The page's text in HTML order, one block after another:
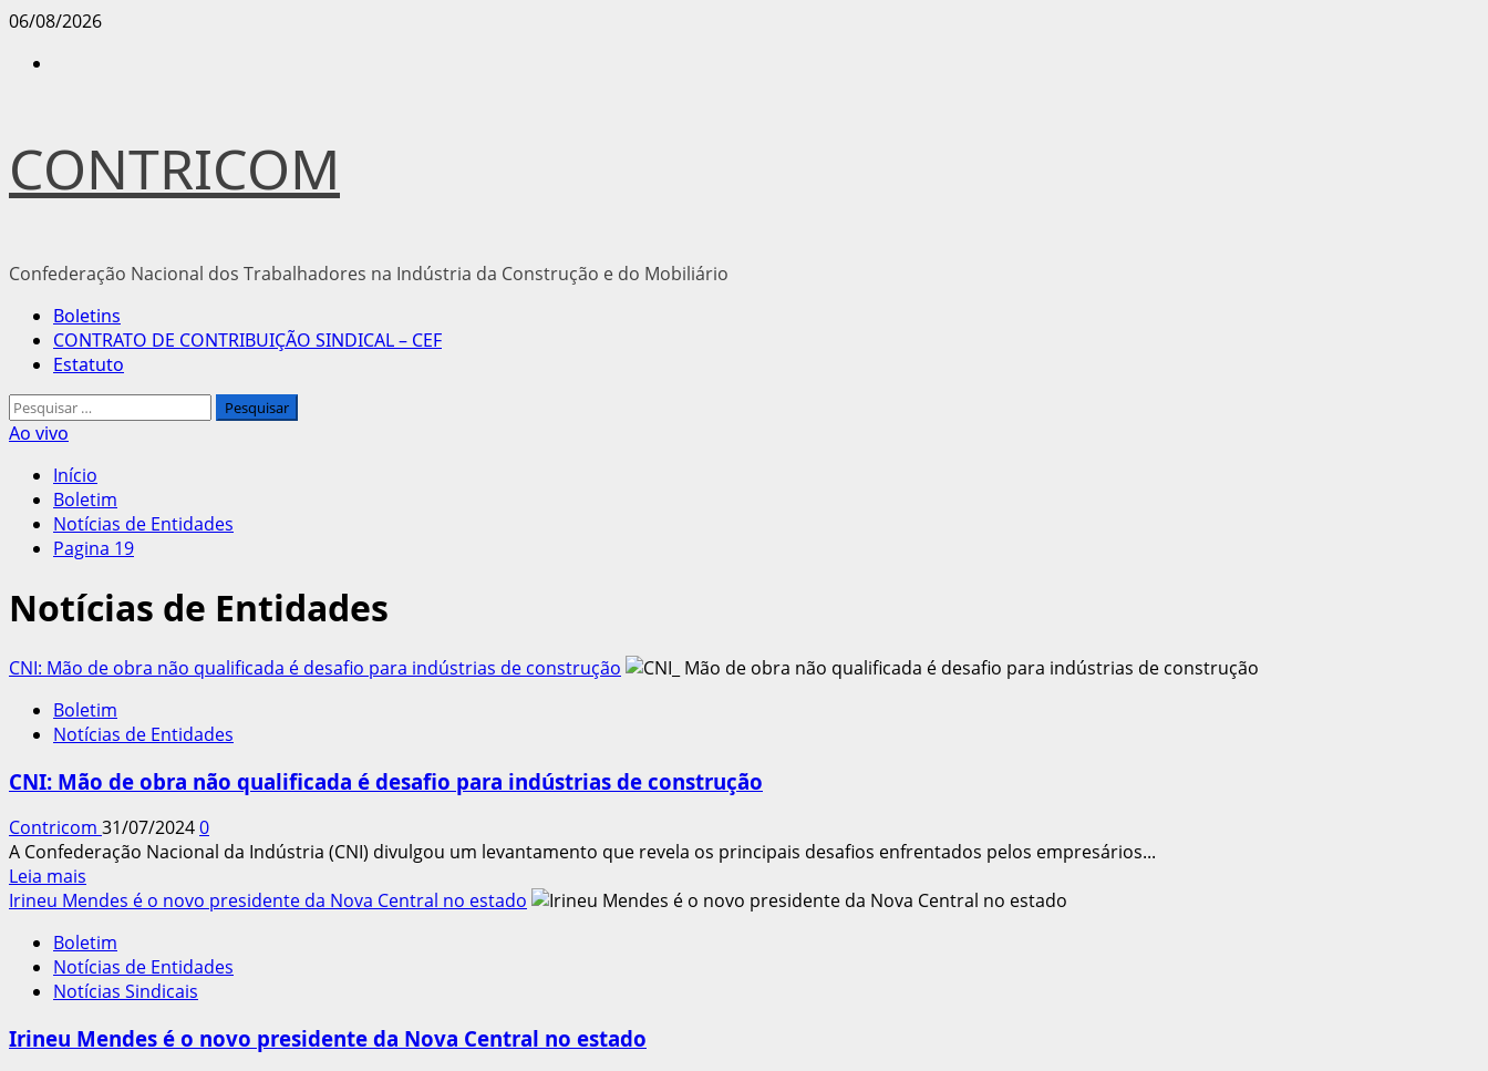
Avançar
06/08/2026
CONTRICOM
Confederação Nacional dos Trabalhadores na Indústria da Construção e do Mobiliário
Menu
principal
Boletins
CONTRATO DE CONTRIBUIÇÃO SINDICAL – CEF
Estatuto
Pesquisar
por:
Ao vivo
Início
Boletim
Notícias de Entidades
Pagina 19
Notícias de Entidades
CNI: Mão de obra não qualificada é desafio para indústrias de construção
Boletim
Notícias de Entidades
CNI: Mão de obra não qualificada é desafio para indústrias de construção
Contricom 31/07/20240
A Confederação Nacional da Indústria (CNI) divulgou um levantamento que revela os principais desafios enfrentados pelos empresários...
Leia mais
mais
CNI:
Mão
de
não
Irineu Mendes é o novo presidente da Nova Central no estado
Boletim
Notícias de Entidades
Notícias Sindicais
Irineu Mendes é o novo presidente da Nova Central no estado